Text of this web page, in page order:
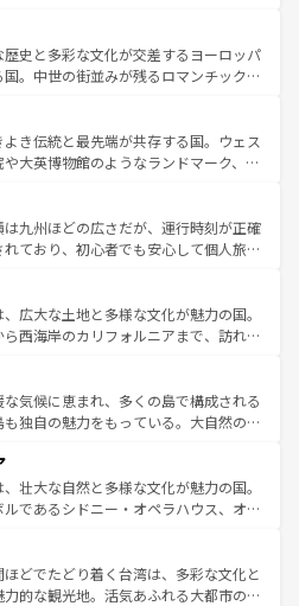
風土や気候が異なるスペインはその個
性で訪れる人を魅了する。 なお、新着のスペイン情報は コ
照してほしい。
まっている。華麗な宮殿、歴史的な大
チ、そして豊かな自然が、訪れる者を心
、フランスは美食の国としても知ら
発祥地であるランス、プロヴァンスの
畑など、多彩な楽しみ方が可能だ。さ
地域にも魅力が溢れており、どの街角に
とそれぞれで全く異なる文化を体験で
ろう。 なお、新着のフランス情報はコンテンツ一覧
歴史と多彩な文化が交差するヨーロッパ
。中世の街並みが残るロマンチック街
どこを歩いても飽きることがない。ベ
、バイエルン州のアルプスの絶景、そ
のワイン畑といった風景は必見。ビール
ひ体験してほしい。 なお、新着の
テンツ一覧を参照してほしい。
き伝統と最先端が共存する国。ウェス
や大英博物館のようなランドマーク、歴
力がある。また、優雅なアフタヌーン
きにはたまらない英国パブ、サッカー観
こそできる体験も豊富。イギリスを旅
ほしい。
は九州ほどの広さだが、運行時刻が正確
ており、初心者でも安心して個人旅行
る町や、スイスならではのユニークな
プス観光だけでなく町歩きも満喫する
の所得が高いため物価も高いが、旅行
光を楽しむこともできる。 なお、新
コンテンツ一覧 を参照してほしい。
広大な土地と多様な文化が魅力の国。
西海岸のカリフォルニアまで、訪れる
、観光、ショッピング、エンターテイ
刺激的なスポットだ。一方、アメリカ
広がり、グランドキャニオンやイエロー
ズでは、音楽と美食が融合した独特の
はアメリカの各地域で異なる魅力を楽
様性と豊かな歴史を感じることができ
だ。 なお、新着のアメリカ
一覧を参照してほしい。
気候に恵まれ、多くの島で構成される
独自の魅力をもっている。大自然の神
。また、定番の観光地といえばオアフ
を求めるならマウイ島やカウアイ島が
ドグリーンに輝く海をはじめ、豊かな
で訪れる人々を迎えてくれるハワイの
カルフードやハワイアンミュージッ
ンスなど、すべてがハワイの魅力を彩
壮大な自然と多様な文化が魅力の国。
であるシドニー・オペラハウス、オー
央部にそびえるウルル（エアーズロッ
美しい原生林やケアンズの熱帯雨林な
さん。また、カフェやワイン、オージ
どでたどり着く台湾は、多彩な文化と
的な観光地。活気あふれる大都市の台